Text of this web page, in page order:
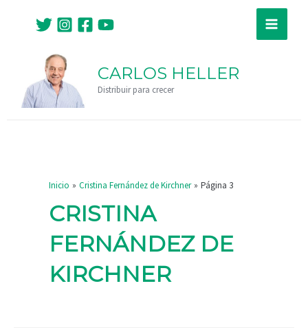
contenido
Main
CARLOS HELLER
Distribuir para crecer
Inicio Cristina Fernández de Kirchner Página 3
CRISTINA
FERNÁNDEZ DE
KIRCHNER
entradas